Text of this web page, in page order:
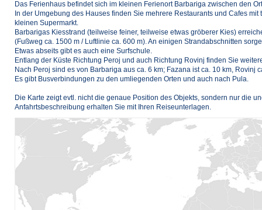
Das Ferienhaus befindet sich im kleinen Ferienort Barbariga zwischen den
In der Umgebung des Hauses finden Sie mehrere Restaurants und Cafes
kleinen Supermarkt.
Barbarigas Kiesstrand (teilweise feiner, teilweise etwas gröberer Kies)
(Fußweg ca. 1500 m / Luftlinie ca. 600 m). An einigen Strandabschnitten
Etwas abseits gibt es auch eine Surfschule.
Entlang der Küste Richtung Peroj und auch Richtung Rovinj finden Sie
Nach Peroj sind es von Barbariga aus ca. 6 km; Fazana ist ca. 10 km, Rovinj
Es gibt Busverbindungen zu den umliegenden Orten und auch nach Pula.
Die Karte zeigt evtl. nicht die genaue Position des Objekts, sondern nur die
Anfahrtsbeschreibung erhalten Sie mit Ihren Reiseunterlagen.